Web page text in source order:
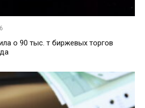
о 90 тыс. т биржевых торгов